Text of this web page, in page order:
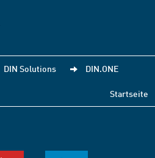
DIN Solutions DIN.ONE
Startseite